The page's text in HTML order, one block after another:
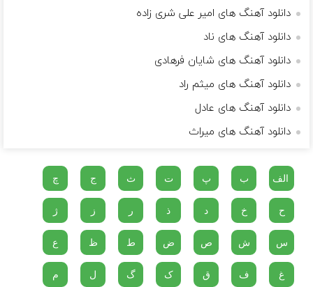
دانلود آهنگ های امیر علی شری زاده
دانلود آهنگ های ناد
دانلود آهنگ های شایان فرهادی
دانلود آهنگ های میثم راد
دانلود آهنگ های عادل
دانلود آهنگ های میراث
الف ب پ ت ث ج چ
ح خ د ذ ر ز ژ
س ش ص ض ط ظ ع
غ ف ق ک گ ل م